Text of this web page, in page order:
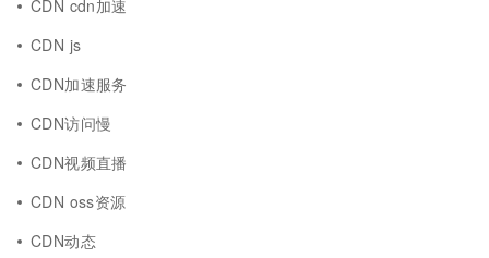
CDN cdn加速
CDN js
CDN加速服务
CDN访问慢
CDN视频直播
CDN oss资源
CDN动态